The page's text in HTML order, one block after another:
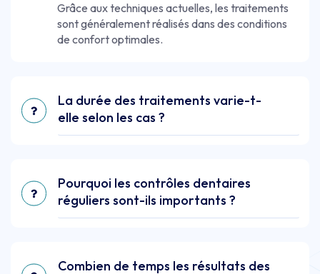
Grâce aux techniques actuelles, les traitements
sont généralement réalisés dans des conditions
de confort optimales.
La durée des traitements varie-t-
elle selon les cas ?
Pourquoi les contrôles dentaires
réguliers sont-ils importants ?
Combien de temps les résultats des